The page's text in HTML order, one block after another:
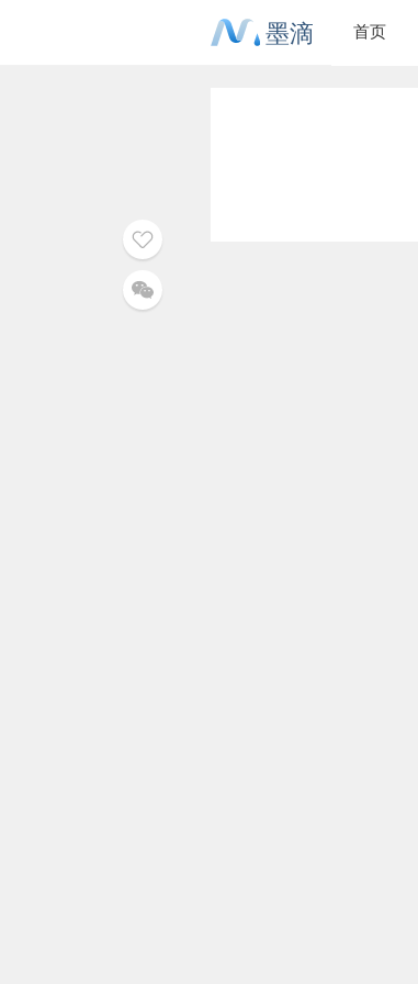
墨滴 首页